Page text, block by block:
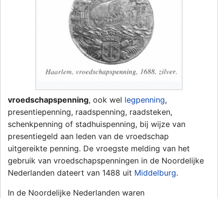
vroedschapspenning, ook wel legpenning,
presentiepenning, raadspenning, raadsteken,
schenkpenning of stadhuispenning, bij wijze van
presentiegeld aan leden van de vroedschap
uitgereikte penning. De vroegste melding van het
gebruik van vroedschapspenningen in de Noordelijke
Nederlanden dateert van 1488 uit Middelburg.
In de Noordelijke Nederlanden waren